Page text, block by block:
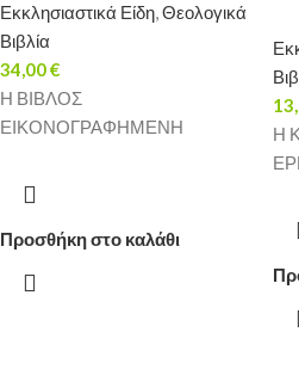
Εκκλησιαστικά Είδη,Θεολογικά
Βιβλία
34,00€
Η ΒΙΒΛΟΣ
ΕΙΚΟΝΟΓΡΑΦΗΜΕΝΗ
Προσθήκη στο καλάθι
Η